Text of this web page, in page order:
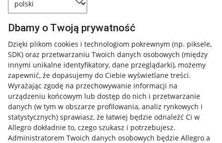
Dbamy o Twoją prywatność
Dzięki plikom cookies i technologiom pokrewnym (np. piksele,
SDK) oraz przetwarzaniu Twoich danych osobowych (między
innymi unikalne identyfikatory, dane przeglądarki), możemy
zapewnić, że dopasujemy do Ciebie wyświetlane treści.
Wyrażając zgodę na przechowywanie informacji na
urządzeniu końcowym lub dostęp do nich i przetwarzanie
danych (w tym w obszarze profilowania, analiz rynkowych i
statystycznych) sprawiasz, że łatwiej będzie odnaleźć Ci w
Allegro dokładnie to, czego szukasz i potrzebujesz.
Administratorem Twoich danych osobowych będzie Allegro a